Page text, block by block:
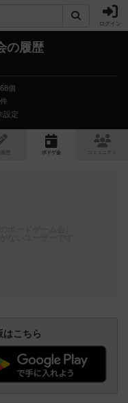
ログイン
の履歴
個
設定
履歴 ボ ドゲ会 コミュニティ
はこちら